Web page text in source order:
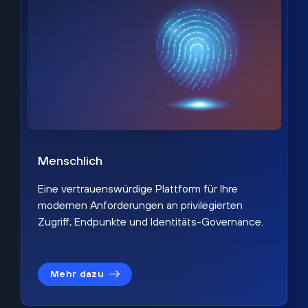
Menschlich
Eine vertrauenswürdige Plattform für Ihre
modernen Anforderungen an privilegierten
Zugriff, Endpunkte und Identitäts-Governance.
Mehr dazu